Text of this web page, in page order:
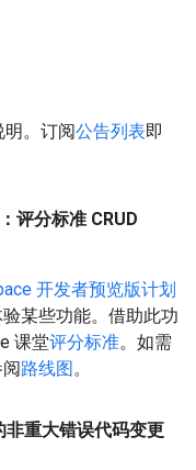
明。订阅公告列表即
评分标准 CRUD
开发者预览版计划
某些功能。借助此功
课堂评分标准。如需
路线图。
非重大错误代码变更